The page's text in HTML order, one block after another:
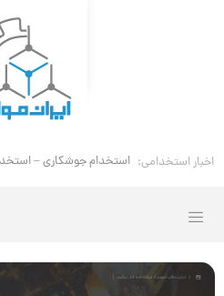
اخبار استخدامی: استخدام جوشکاری –